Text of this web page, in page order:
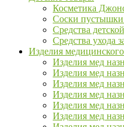
Косметика
Соски пустышки
Средства
Средства ухода
Изделия
Изделия мед
Изделия мед
Изделия мед
Изделия мед
Изделия мед
Изделия мед